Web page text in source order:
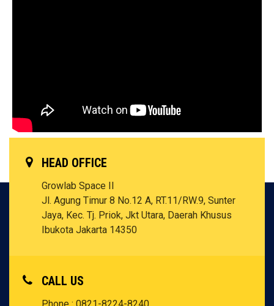
HEAD OFFICE
Growlab Space II
Jl. Agung Timur 8 No.12 A, RT.11/RW.9, Sunter
Jaya, Kec. Tj. Priok, Jkt Utara, Daerah Khusus
Ibukota Jakarta 14350
CALL US
Phone : 0821-8224-8240